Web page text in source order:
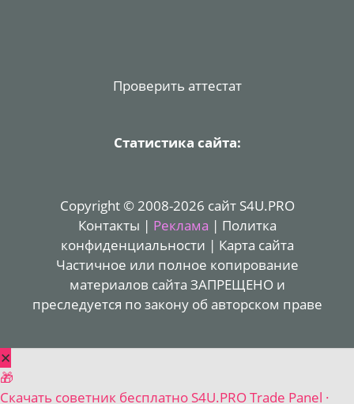
Проверить аттестат
Статистика сайта:
Copyright © 2008-2026 сайт S4U.PRO
Контакты | Реклама | Политка
конфиденциальности | Карта сайта
Частичное или полное копирование
материалов сайта ЗАПРЕЩЕНО и
преследуется по закону об авторском праве
✕
🎁
Скачать советник бесплатно S4U.PRO Trade Panel ·